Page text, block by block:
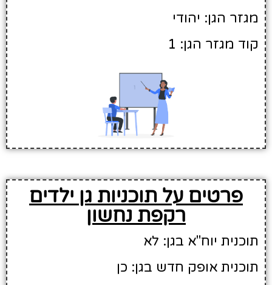
מגזר הגן: יהודי
קוד מגזר הגן: 1
פרטים על תוכניות גן ילדים
רקפת נחשון
תוכנית יוח"א בגן: לא
תוכנית אופק חדש בגן: כן